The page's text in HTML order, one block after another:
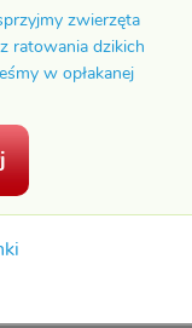
zwierzęta
ratowania dzikich
w opłakanej